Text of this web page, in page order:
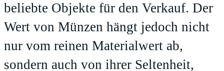
beliebte Objekte für den Verkauf. Der
Wert von Münzen hängt jedoch nicht
nur vom reinen Materialwert ab,
sondern auch von ihrer Seltenheit,